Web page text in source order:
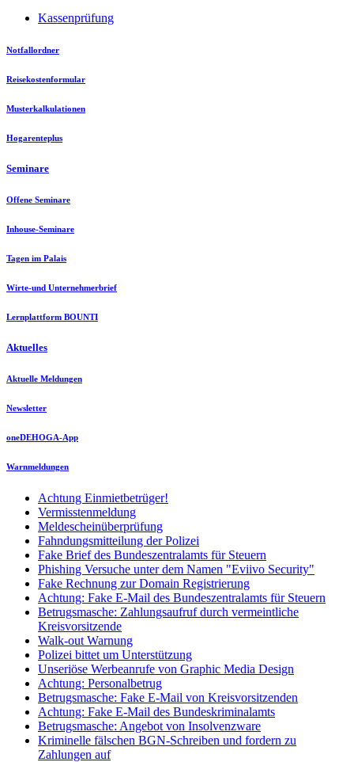
Kassenprüfung
Notfallordner
Reisekostenformular
Musterkalkulationen
Hogarenteplus
Seminare
Offene Seminare
Inhouse-Seminare
Tagen im Palais
Wirte-und Unternehmerbrief
Lernplattform BOUNTI
Aktuelles
Aktuelle Meldungen
Newsletter
oneDEHOGA-App
Warnmeldungen
Achtung Einmietbetrüger!
Vermisstenmeldung
Meldescheinüberprüfung
Fahndungsmitteilung der Polizei
Fake Brief des Bundeszentralamts für Steuern
Phishing Versuche unter dem Namen "Eviivo Security"
Fake Rechnung zur Domain Registrierung
Achtung: Fake E-Mail des Bundeszentralamts für Steuern
Betrugsmasche: Zahlungsaufruf durch vermeintliche
Kreisvorsitzende
Walk-out Warnung
Polizei bittet um Unterstützung
Unseriöse Werbeanrufe von Graphic Media Design
Achtung: Personalbetrug
Betrugsmasche: Fake E-Mail von Kreisvorsitzenden
Achtung: Fake E-Mail des Bundeskriminalamts
Betrugsmasche: Angebot von Insolvenzware
Kriminelle fälschen BGN-Schreiben und fordern zu
Zahlungen auf